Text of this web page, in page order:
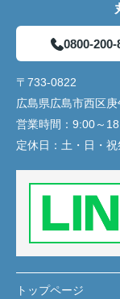
0800-200-
〒733-0822
広島県広島市西区
営業時間： 9:00～
定休日： 土・日・
トップページ